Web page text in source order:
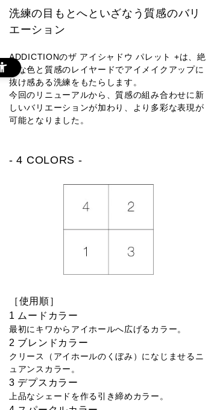
洗練の目もとへといざなう質感のバリ
エーション
ADDICTIONのザ アイシャドウ パレット +は、絶
妙な色と質感のレイヤードでアイメイクアップに
抜け感ある洗練をもたらします。
今回のリニューアルから、質感の組み合わせに新
しいバリエーションが加わり、より多彩な表現が
可能となりました。
- 4 COLORS -
［使用順］
1 ムードカラー
最初にキワからアイホールへ広げるカラー。
2 ブレンドカラー
クリース（アイホールのくぼみ）になじませるニ
ュアンスカラー。
3 デプスカラー
上品なシェードを作る引き締めカラー。